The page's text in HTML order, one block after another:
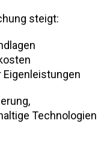
steigt:
Technologien